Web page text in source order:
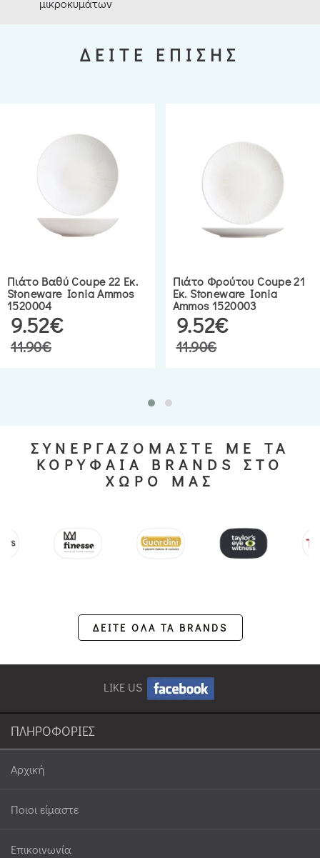
μικροκυμάτων
ΔΕΙΤΕ ΕΠΙΣΗΣ
Πιάτο Βαθύ Coupe 22 Εκ.
Stoneware Ionia Ammos
1520004
9.52€
11.90€
Πιάτο Φρούτου Coupe 21
Εκ. Stoneware Ionia
Ammos 1520003
9.52€
11.90€
ΣΥΝΕΡΓΑΖΟΜΑΣΤΕ ΜΕ ΤΑ
ΚΟΡΥΦΑΙΑ BRANDS ΣΤΟ
ΧΩΡΟ ΜΑΣ
ΔΕΙΤΕ ΟΛΑ ΤΑ BRANDS
LIKE US
ΠΛΗΡΟΦΟΡΙΕΣ
Αρχική
Ποιοι είμαστε
Επικοινωνία